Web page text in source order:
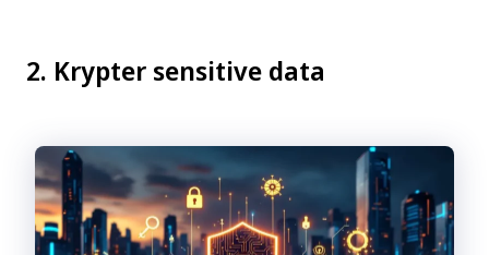
2. Krypter sensitive data